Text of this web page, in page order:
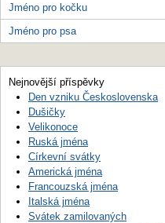
Jméno pro kočku
Jméno pro psa
Nejnovější příspěvky
Den vzniku Československa
Dušičky
Velikonoce
Ruská jména
Církevní svátky
Americká jména
Francouzská jména
Italská jména
Svátek zamilovaných